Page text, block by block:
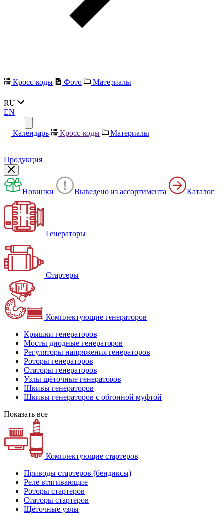
Кросс-коды Фото Материалы
RU
EN
Календарь Кросс-коды Материалы
Продукция
Новинки Выведено из ассортимента Каталог
Генераторы
Стартеры
Комплектующие генераторов
Крышки генераторов
Мосты диодные генераторов
Регуляторы напряжения генераторов
Роторы генераторов
Статоры генераторов
Узлы щёточные генераторов
Шкивы генераторов
Шкивы генераторов с обгонной муфтой
Показать все
Комплектующие стартеров
Приводы стартеров (бендиксы)
Реле втягивающие
Роторы стартеров
Статоры стартеров
Щёточные узлы